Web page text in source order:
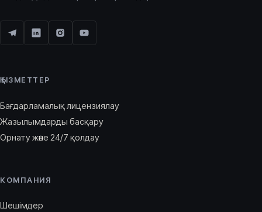
ҚЫЗМЕТТЕР
Бағдарламалық лицензиялау
Жазылымдарды басқару
Орнату және 24/7 қолдау
КОМПАНИЯ
Шешімдер